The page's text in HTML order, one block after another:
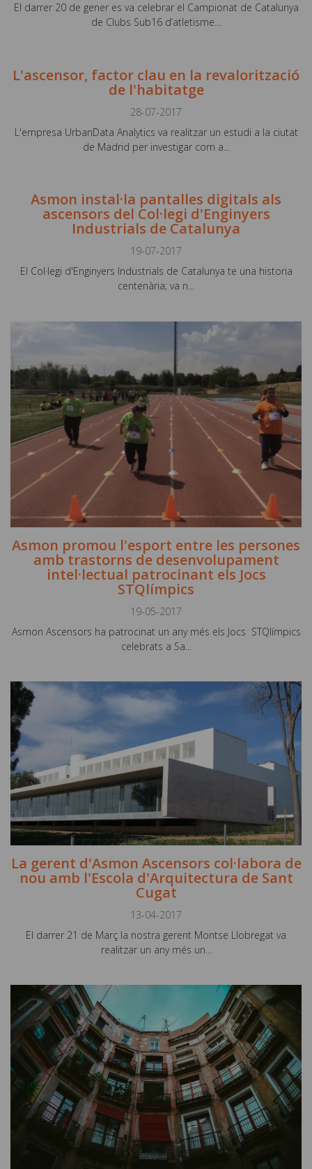
El darrer 20 de gener es va celebrar el Campionat de Catalunya
de Clubs Sub16 d’atletisme...
L'ascensor, factor clau en la revalorització
de l'habitatge
28-07-2017
L'empresa UrbanData Analytics va realitzar un estudi a la ciutat
de Madrid per investigar com a...
Asmon instal·la pantalles digitals als
ascensors del Col·legi d'Enginyers
Industrials de Catalunya
19-07-2017
El Col·legi d'Enginyers Industrials de Catalunya te una historia
centenària; va n...
Asmon promou l'esport entre les persones
amb trastorns de desenvolupament
intel·lectual patrocinant els Jocs
STQlímpics
19-05-2017
Asmon Ascensors ha patrocinat un any més els Jocs STQlímpics
celebrats a Sa...
La gerent d'Asmon Ascensors col·labora de
nou amb l'Escola d'Arquitectura de Sant
Cugat
13-04-2017
El darrer 21 de Març la nostra gerent Montse Llobregat va
realitzar un any més un...